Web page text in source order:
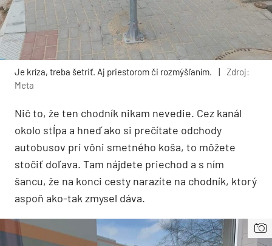
Je kríza, treba šetriť. Aj priestorom či rozmýšľaním. |
Zdroj:
Meta
Nič to, že ten chodník nikam nevedie. Cez kanál
okolo stĺpa a hneď ako si prečítate odchody
autobusov pri vôni smetného koša, to môžete
stočiť doľava. Tam nájdete priechod a s ním
šancu, že na konci cesty narazíte na chodník, ktorý
aspoň ako-tak zmysel dáva.